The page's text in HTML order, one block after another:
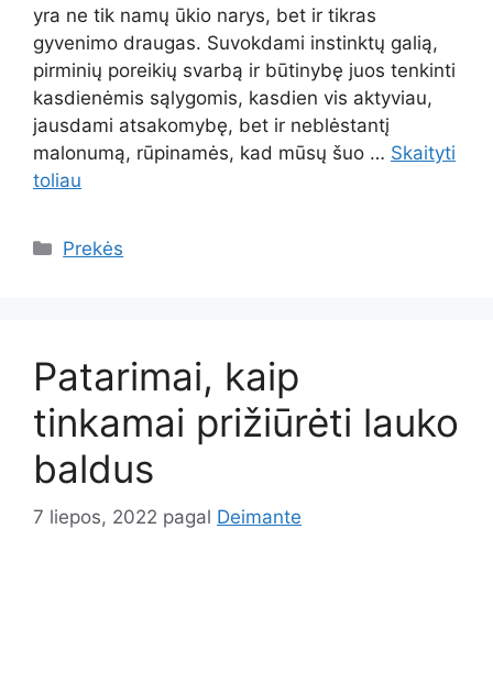
yra ne tik namų ūkio narys, bet ir tikras
gyvenimo draugas. Suvokdami instinktų galią,
pirminių poreikių svarbą ir būtinybę juos tenkinti
kasdienėmis sąlygomis, kasdien vis aktyviau,
jausdami atsakomybę, bet ir neblėstantį
malonumą, rūpinamės, kad mūsų šuo … Skaityti
toliau
Kategorijos
Prekės
Patarimai, kaip
tinkamai prižiūrėti lauko
baldus
7 liepos, 2022 pagal Deimante